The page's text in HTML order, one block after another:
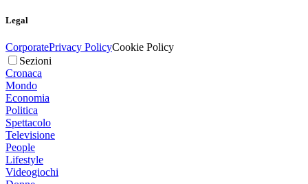
Legal
CorporatePrivacy PolicyCookie Policy
Sezioni
Cronaca
Mondo
Economia
Politica
Spettacolo
Televisione
People
Lifestyle
Videogiochi